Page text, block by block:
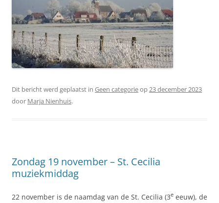
Dit bericht werd geplaatst in Geen categorieop 23 december 2023
door Marja Nienhuis.
Zondag 19 november – St. Cecilia
muziekmiddag
22 november is de naamdag van de St. Cecilia (3e eeuw), de